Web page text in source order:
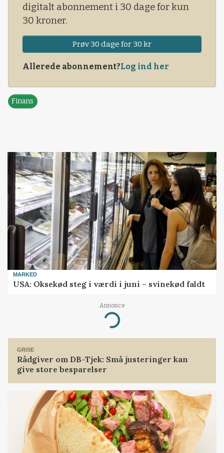
digitalt abonnement i 30 dage for kun
30 kroner.
Prøv 30 dage for 30 kr
Allerede abonnement?Log ind her
Finans
MARKED
USA: Oksekød steg i værdi i juni – svinekød faldt
Annonce
Loading...
GRISE
Rådgiver om DB-Tjek: Små justeringer kan
give store besparelser